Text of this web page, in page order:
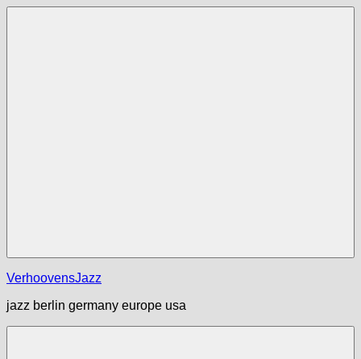
Zum
VerhoovensJazz
jazz berlin germany europe usa